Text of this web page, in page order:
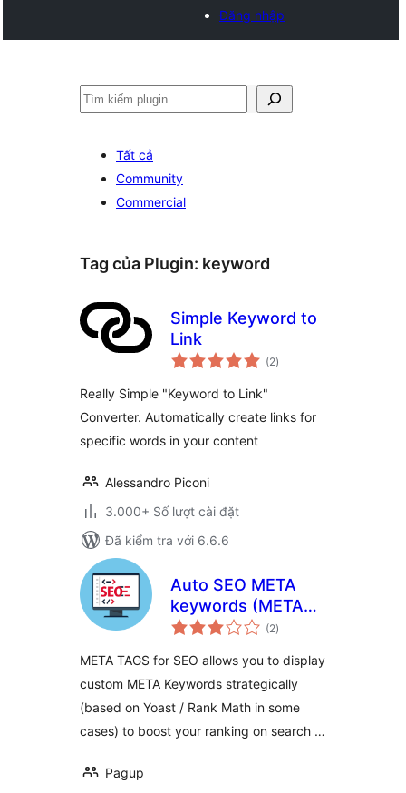
Đăng nhập
Tìm
Tất cả
Community
Commercial
Tag của Plugin: keyword
Simple Keyword to
Link
(2tổng
đánh
)
Really Simple "Keyword to Link"
Converter. Automatically create links for
specific words in your content
Alessandro Piconi
3.000+ Số lượt cài đặt
Đã kiểm tra với 6.6.6
Auto SEO META
keywords (META
tags keywords)
WooCommerce
(2tổng
đánh
)
META TAGS for SEO allows you to display
custom META Keywords strategically
(based on Yoast / Rank Math in some
cases) to boost your ranking on search …
Pagup